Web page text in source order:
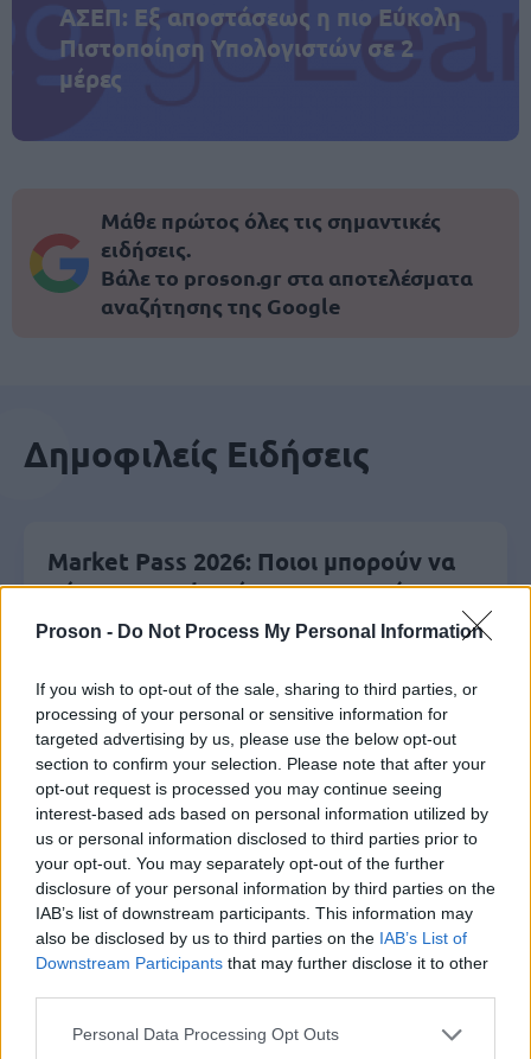
Proson - Do Not Process My Personal Information
If you wish to opt-out of the sale, sharing to third parties, or
processing of your personal or sensitive information for
targeted advertising by us, please use the below opt-out
section to confirm your selection. Please note that after your
opt-out request is processed you may continue seeing
interest-based ads based on personal information utilized by
us or personal information disclosed to third parties prior to
your opt-out. You may separately opt-out of the further
disclosure of your personal information by third parties on the
IAB’s list of downstream participants. This information may
also be disclosed by us to third parties on the IAB’s List of
Downstream Participants that may further disclose it to other
Please note that this website/app uses one or more Google
Personal Data Processing Opt Outs
ΑΣΕΠ: Εξ αποστάσεως η πιο Εύκολη
Πιστοποίηση Υπολογιστών σε 2
μέρες
Μάθε πρώτος όλες τις σημαντικές
ειδήσεις.
Βάλε το proson.gr στα αποτελέσματα
αναζήτησης της Google
Δημοφιλείς Ειδήσεις
Market Pass 2026: Ποιοι μπορούν να
πάρουν voucher έως 1.200 ευρώ
Τι σημαίνει η λέξη «αφερμάτιση»
Τι σημαίνει η λέξη «προσόρμιση»
Υπουργείο Εσωτερικών: Πήραν
υπογραφή 951 προσλήψεις σε Δήμους